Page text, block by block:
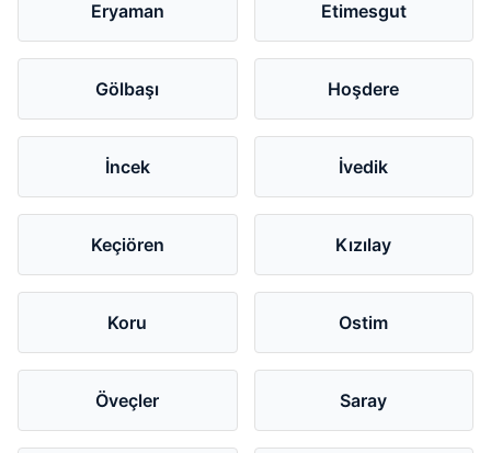
Eryaman Etimesgut
Gölbaşı Hoşdere
İncek İvedik
Keçiören Kızılay
Koru Ostim
Öveçler Saray